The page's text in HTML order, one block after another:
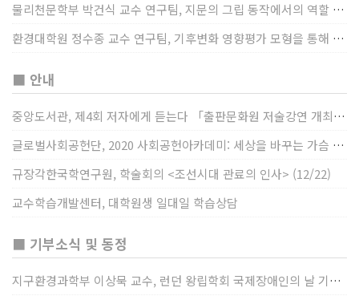
물리천문학부 박건식 교수 연구팀, 지문의 그립 동작에서의 역할 및 원리 규명
환경대학원 정수종 교수 연구팀, 기후변화 영향평가 모형을 통해 기후변화에 따른 급격한 토양수분의 감소가 발생하는 지역과 시간을 규명
■ 안내
중앙도서관, 제4회 저자에게 듣는다 「출판문화원 저술강연 개최」(12/17)
글로벌사회공헌단, 2020 사회공헌아카데미: 세상을 바꾸는 가슴 따뜻한 나눔(12/23~24)
규장각한국학연구원, 학술회의 <조선시대 관료의 인사> (12/22)
교수학습개발센터, 대학원생 일대일 학습상담
■ 기부소식 및 동정
지구환경과학부 이상묵 교수, 런던 왕립학회 국제장애인의 날 기념 “전 세계 장애가 있는 과학자”에 소개